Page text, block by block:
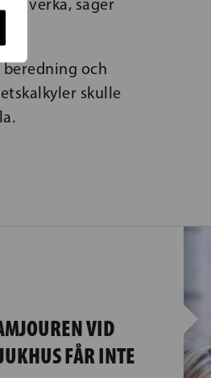
verka, säger
och
skulle
VID
FÅR INTE